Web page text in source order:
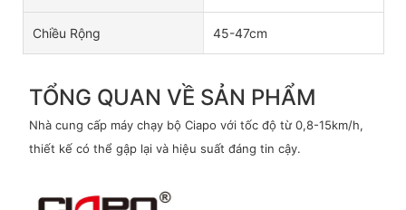
Chiều Rộng 45-47cm
TỔNG QUAN VỀ SẢN PHẨM
Nhà cung cấp máy chạy bộ Ciapo với tốc độ từ 0,8-15km/h,
thiết kế có thể gập lại và hiệu suất đáng tin cậy.